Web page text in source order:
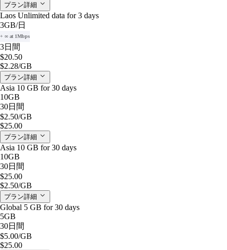
プラン詳細
Laos Unlimited data for 3 days
3GB/日
+ ∞ at 1Mbps
3日間
$20.50
$2.28/GB
プラン詳細
Asia 10 GB for 30 days
10GB
30日間
$2.50/GB
$25.00
プラン詳細
Asia 10 GB for 30 days
10GB
30日間
$25.00
$2.50/GB
プラン詳細
Global 5 GB for 30 days
5GB
30日間
$5.00/GB
$25.00